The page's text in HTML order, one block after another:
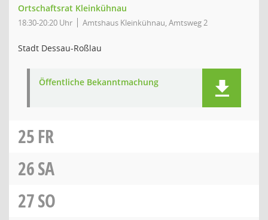
Ortschaftsrat Kleinkühnau
18:30-20:20 Uhr Amtshaus Kleinkühnau, Amtsweg 2
Stadt Dessau-Roßlau
Öffentliche Bekanntmachung
25FR
26SA
27SO